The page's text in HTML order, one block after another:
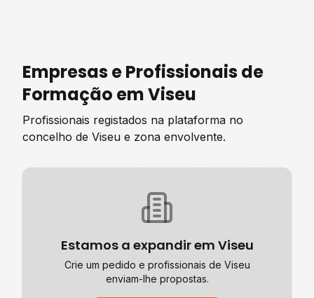
Empresas e Profissionais de
Formação emViseu
Profissionais registados na plataforma no
concelho de Viseu e zona envolvente.
Estamos a expandir em Viseu
Crie um pedido e profissionais de Viseu
enviam-lhe propostas.